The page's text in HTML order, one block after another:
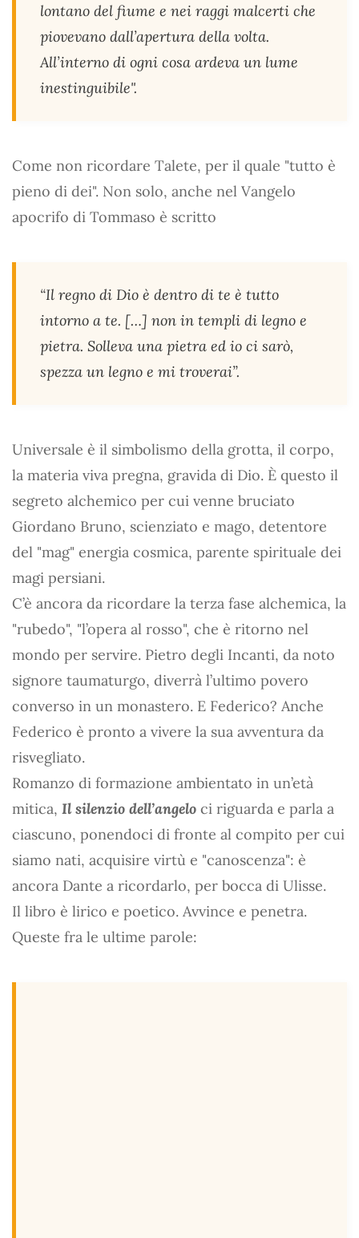
lontano del fiume e nei raggi malcerti che
piovevano dall’apertura della volta.
All’interno di ogni cosa ardeva un lume
inestinguibile".
Come non ricordare Talete, per il quale "tutto è
pieno di dei". Non solo, anche nel Vangelo
apocrifo di Tommaso è scritto
“Il regno di Dio è dentro di te è tutto
intorno a te. […] non in templi di legno e
pietra. Solleva una pietra ed io ci sarò,
spezza un legno e mi troverai”.
Universale è il simbolismo della grotta, il corpo,
la materia viva pregna, gravida di Dio. È questo il
segreto alchemico per cui venne bruciato
Giordano Bruno, scienziato e mago, detentore
del "mag" energia cosmica, parente spirituale dei
magi persiani.
C’è ancora da ricordare la terza fase alchemica, la
"rubedo", "l’opera al rosso", che è ritorno nel
mondo per servire. Pietro degli Incanti, da noto
signore taumaturgo, diverrà l’ultimo povero
converso in un monastero. E Federico? Anche
Federico è pronto a vivere la sua avventura da
risvegliato.
Romanzo di formazione ambientato in un’età
mitica, Il silenzio dell’angelo ci riguarda e parla a
ciascuno, ponendoci di fronte al compito per cui
siamo nati, acquisire virtù e "canoscenza": è
ancora Dante a ricordarlo, per bocca di Ulisse.
Il libro è lirico e poetico. Avvince e penetra.
Queste fra le ultime parole: